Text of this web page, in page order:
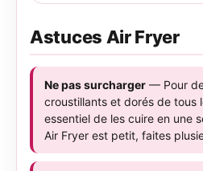
Astuces Air Fryer
Ne pas surcharger — Pour
croustillants et dorés de tous
essentiel de les cuire en une
Air Fryer est petit, faites